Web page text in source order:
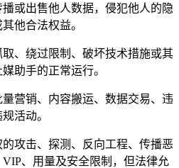
或出售他人数据，侵犯他人的隐
他合法权益。
、绕过限制、破坏技术措施或其
助手的正常运行。
营销、内容搬运、数据交易、违
活动。
攻击、探测、反向工程、传播恶
、用量及安全限制，但法律允